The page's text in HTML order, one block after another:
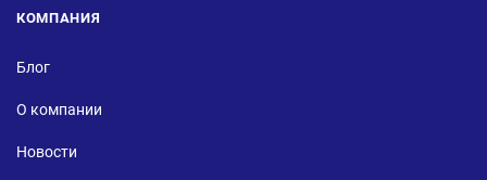
КОМПАНИЯ
Блог
О компании
Новости